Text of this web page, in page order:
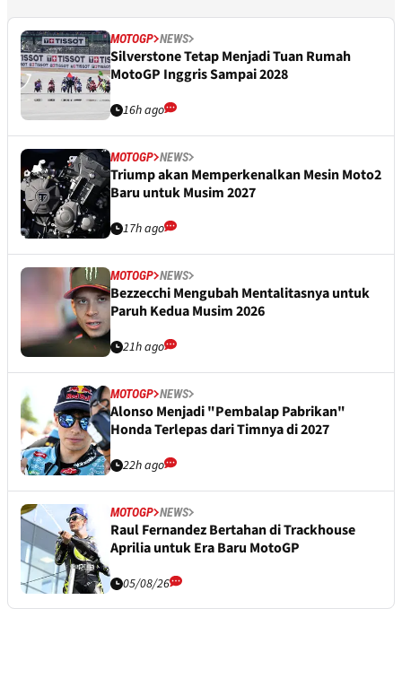
MOTOGP NEWS
Silverstone Tetap Menjadi Tuan Rumah
MotoGP Inggris Sampai 2028
16h ago
MOTOGP NEWS
Triump akan Memperkenalkan Mesin Moto2
Baru untuk Musim 2027
17h ago
MOTOGP NEWS
Bezzecchi Mengubah Mentalitasnya untuk
Paruh Kedua Musim 2026
21h ago
MOTOGP NEWS
Alonso Menjadi "Pembalap Pabrikan"
Honda Terlepas dari Timnya di 2027
22h ago
MOTOGP NEWS
Raul Fernandez Bertahan di Trackhouse
Aprilia untuk Era Baru MotoGP
05/08/26